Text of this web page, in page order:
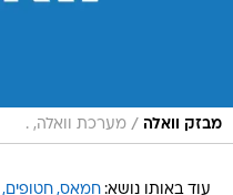
מבזק וואלה / מערכת וואלה, .
עוד באותו נושא: חמאס חטופים